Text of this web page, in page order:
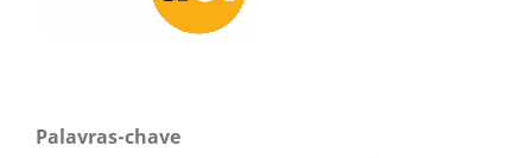
Palavras-chave